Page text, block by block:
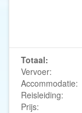
Totaal:
Vervoer:
Accommodatie:
Reisleiding:
Prijs: